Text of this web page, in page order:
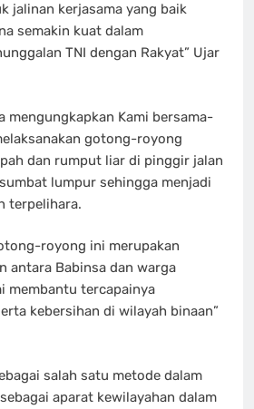
jalinan kerjasama yang baik
semakin kuat dalam
TNI dengan Rakyat” Ujar
mengungkapkan Kami bersama-
gotong-royong
dan rumput liar di pinggir jalan
lumpur sehingga menjadi
terpelihara.
royong ini merupakan
antara Babinsa dan warga
membantu tercapainya
kebersihan di wilayah binaan”
salah satu metode dalam
aparat kewilayahan dalam